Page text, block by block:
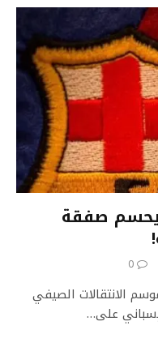
صفقة
0
الانتقالات الصيفي
على…